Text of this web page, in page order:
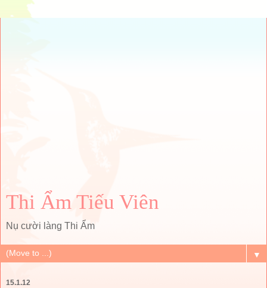
Thi Ẩm Tiếu Viên
Nụ cười làng Thi Ẩm
▼
15.1.12